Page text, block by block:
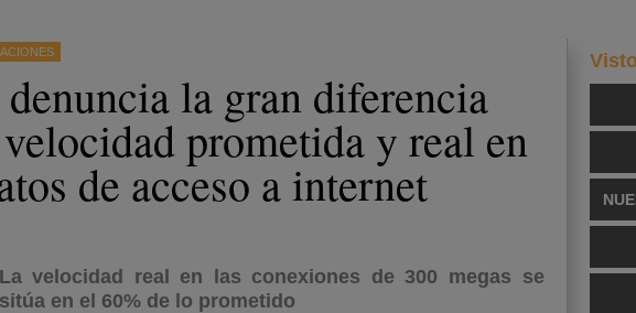
la gran diferencia
prometida y real en
de acceso a internet
La velocidad real en las conexiones de 300 megas se
sitúa en el 60% de lo prometido